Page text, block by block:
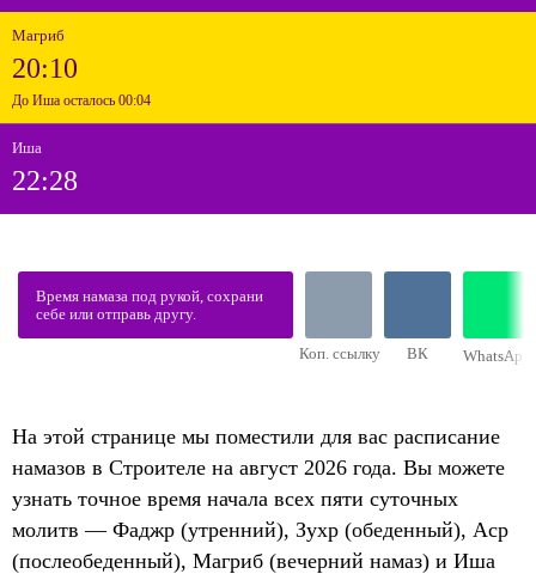
Магриб
20:10
До Иша осталось 00:04
Иша
22:28
Время намаза под рукой, сохрани
себе или отправь другу.
Коп. ссылку ВК WhatsApp
На этой странице мы поместили для вас расписание
намазов в Строителе на август 2026 года. Вы можете
узнать точное время начала всех пяти суточных
молитв — Фаджр (утренний), Зухр (обеденный), Аср
(послеобеденный), Магриб (вечерний намаз) и Иша